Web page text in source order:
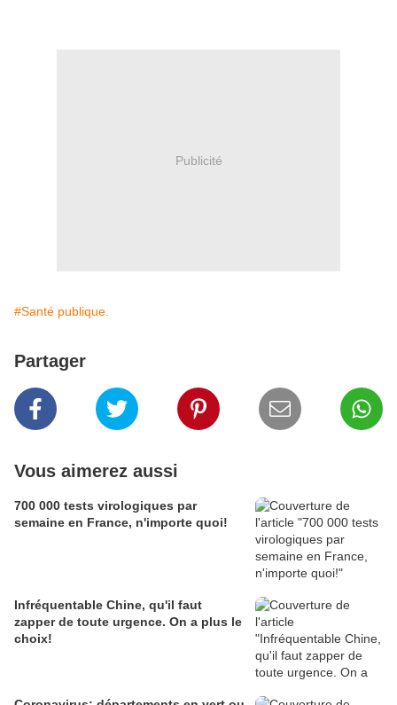
Publicité
#Santé publique.
Partager
Vous aimerez aussi
700 000 tests virologiques par
semaine en France, n'importe quoi!
Infréquentable Chine, qu'il faut
zapper de toute urgence. On a plus le
choix!